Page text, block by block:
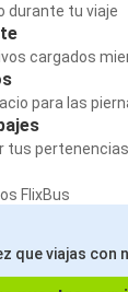
durante tu viaje
cargados
para las
tus
FlixBus
que viajas con